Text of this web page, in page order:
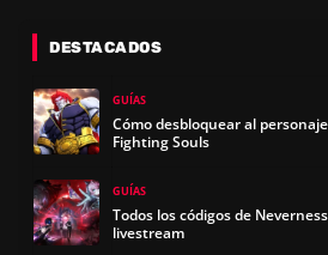
DESTACADOS
GUÍAS
Cómo desbloquear al
Fighting Souls
GUÍAS
Todos los códigos de
livestream